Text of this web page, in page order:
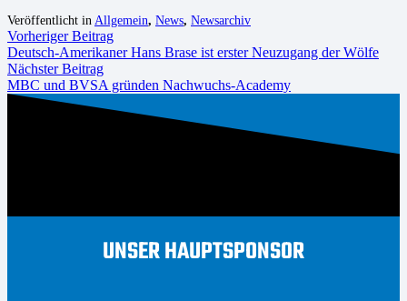
Veröffentlicht in Allgemein, News, Newsarchiv
Vorheriger Beitrag
Deutsch-Amerikaner Hans Brase ist erster Neuzugang der Wölfe
Nächster Beitrag
MBC und BVSA gründen Nachwuchs-Academy
UNSER HAUPTSPONSOR